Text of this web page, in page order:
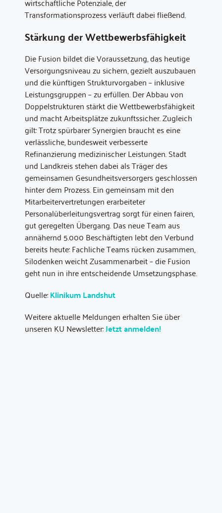
Transformationsprozess verläuft dabei fließend.
Stärkung der Wettbewerbsfähigkeit
Die Fusion bildet die Voraussetzung, das heutige
Versorgungsniveau zu sichern, gezielt auszubauen
und die künftigen Strukturvorgaben – inklusive
Leistungsgruppen – zu erfüllen. Der Abbau von
Doppelstrukturen stärkt die Wettbewerbsfähigkeit
und macht Arbeitsplätze zukunftssicher. Zugleich
gilt: Trotz spürbarer Synergien braucht es eine
verlässliche, bundesweit verbesserte
Refinanzierung medizinischer Leistungen. Stadt
und Landkreis stehen dabei als Träger des
gemeinsamen Gesundheitsversorgers geschlossen
hinter dem Prozess. Ein gemeinsam mit den
Mitarbeitervertretungen erarbeiteter
Personalüberleitungsvertrag sorgt für einen fairen,
gut geregelten Übergang. Das neue Team aus
annähernd 5.000 Beschäftigten lebt den Verbund
bereits heute: Fachliche Teams rücken zusammen,
Silodenken weicht Zusammenarbeit – die Fusion
geht nun in ihre entscheidende Umsetzungsphase.
Quelle:Klinikum Landshut
Weitere aktuelle Meldungen erhalten Sie über
unseren KU Newsletter:Jetzt anmelden!